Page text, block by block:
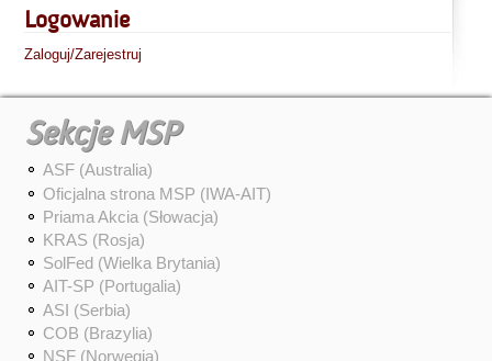
Logowanie
Zaloguj/Zarejestruj
Sekcje MSP
ASF (Australia)
Oficjalna strona MSP (IWA-AIT)
Priama Akcia (Słowacja)
KRAS (Rosja)
SolFed (Wielka Brytania)
AIT-SP (Portugalia)
ASI (Serbia)
COB (Brazylia)
NSF (Norwegia)